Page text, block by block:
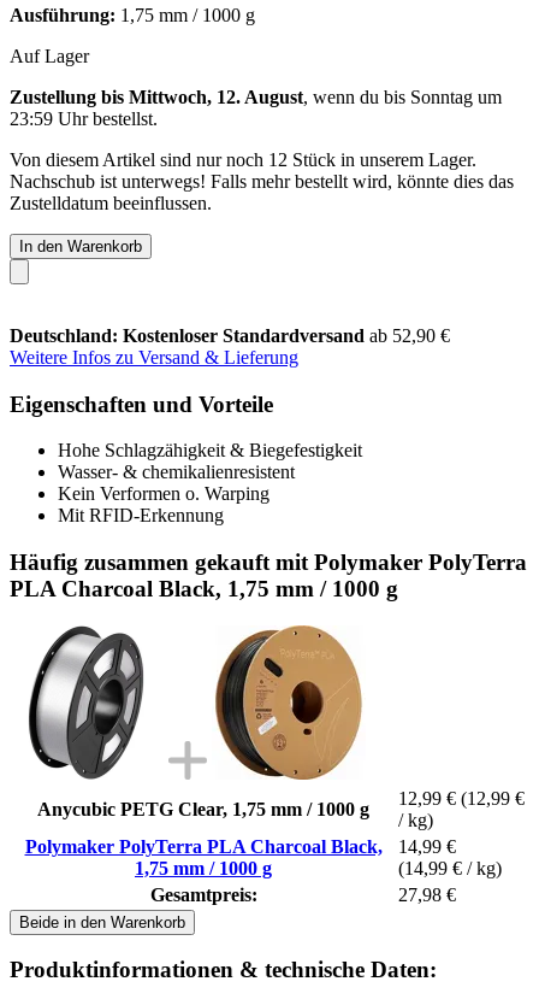
Ausführung: 1,75 mm / 1000 g
Auf Lager
Zustellung bis Mittwoch, 12. August, wenn du bis Sonntag um
23:59 Uhrbestellst.
Von diesem Artikel sind nur noch 12 Stück in unserem Lager.
Nachschub ist unterwegs! Falls mehr bestellt wird, könnte dies das
Zustelldatum beeinflussen.
In den Warenkorb
Deutschland: Kostenloser Standardversand ab 52,90 €
Weitere Infos zu Versand & Lieferung
Eigenschaften und Vorteile
Hohe Schlagzähigkeit & Biegefestigkeit
Wasser- & chemikalienresistent
Kein Verformen o. Warping
Mit RFID-Erkennung
Häufig zusammen gekauft mit Polymaker PolyTerra
PLA Charcoal Black, 1,75 mm / 1000 g
Anycubic PETG Clear, 1,75 mm / 1000 g
12,99 € (12,99 €
/ kg)
Polymaker PolyTerra PLA Charcoal Black,
1,75 mm / 1000 g
14,99 €
(14,99 € / kg)
Gesamtpreis:
27,98 €
Beide in den Warenkorb
Produktinformationen & technische Daten: